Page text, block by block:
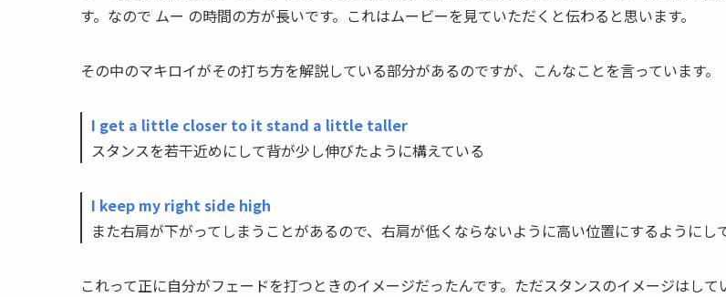
す。なので ムー の時間の方が長いです。これはムービーを見ていただくと伝わると思います。
その中のマキロイがその打ち方を解説している部分があるのですが、こんなことを言っています。
I get a little closer to it stand a little taller
スタンスを若干近めにして背が少し伸びたように構えている
I keep my right side high
また右肩が下がってしまうことがあるので、右肩が低くならないように高い位置にするようにし
これって正に自分がフェードを打つときのイメージだったんです。ただスタンスのイメージはして